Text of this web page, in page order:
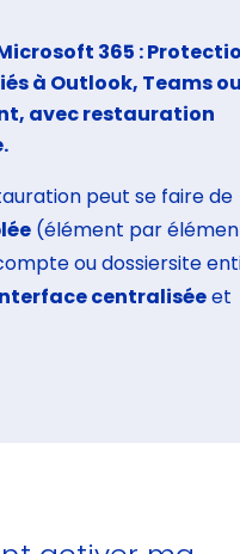
365 :
à Outlook, Teams ou
avec restauration
peut se faire de
(élément par
ou dossiersite
centraliséeet